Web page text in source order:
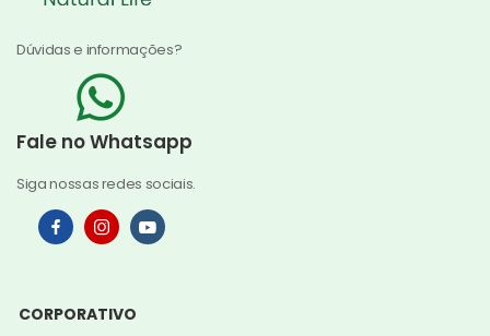
Dúvidas e informações?
Fale no Whatsapp
Siga nossas redes sociais.
CORPORATIVO